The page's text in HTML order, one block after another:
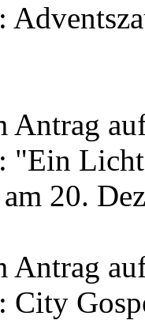
Antrag
"Ein
20.
Antrag
City